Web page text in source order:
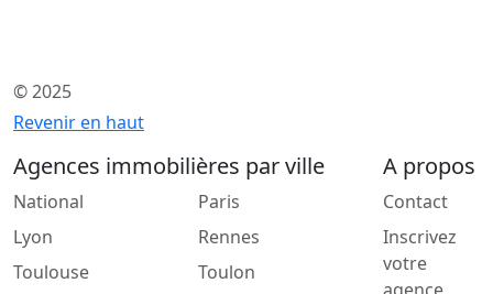
© 2025
Revenir en haut
Agences immobilières par ville
National
Lyon
Toulouse
Paris
Rennes
Toulon
A propos
Contact
Inscrivez
votre